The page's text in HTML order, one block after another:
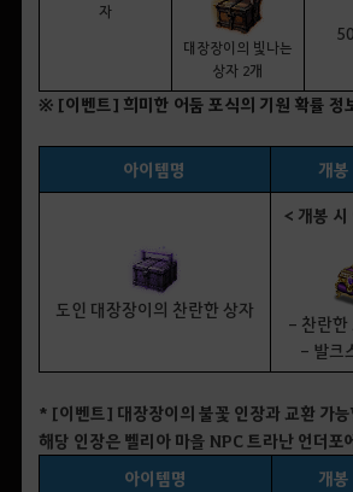
자
대장장이의 빛나는
상자 2개
※ [이벤트] 희미한 어둠 포식의 기원 확률 정
아이템명 개
도인 대장장이의 찬란한 상자
< 개봉 시
- 찬란한
- 발크
* [이벤트] 대장장이의 불꽃 인장과 교환 가능
해당 인장은 벨리아 마을 NPC 트라난 언더포
아이템명
개